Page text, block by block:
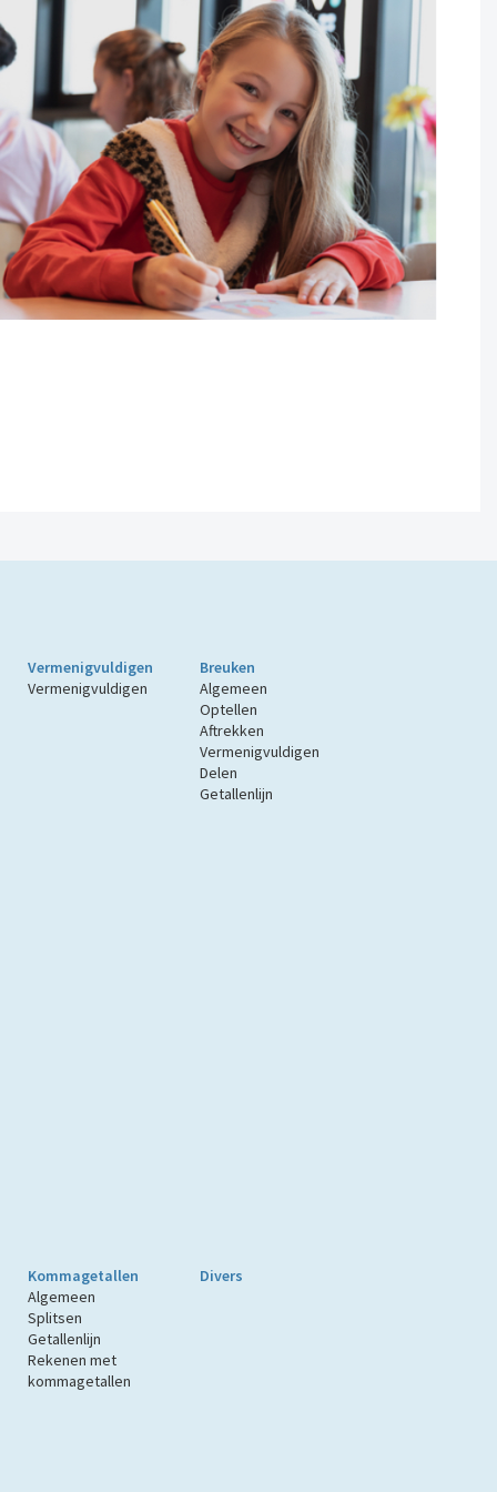
Vermenigvuldigen
Vermenigvuldigen
Breuken
Algemeen
Optellen
Aftrekken
Vermenigvuldigen
Delen
Getallenlijn
Kommagetallen
Algemeen
Splitsen
Getallenlijn
Rekenen met
kommagetallen
Divers